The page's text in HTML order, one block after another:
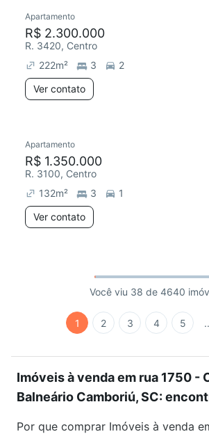
Apartamento
R$ 2.300.000
R. 3420, Centro
222m² 3
2
Ver contato
Apartamento
R$ 1.350.000
R. 3100, Centro
132m² 3
1
Ver contato
Você viu 38 de 4640
1 2 3 4 5
Imóveis à venda em rua 1750 -
Balneário Camboriú, SC:
Por que comprar Imóveis à venda